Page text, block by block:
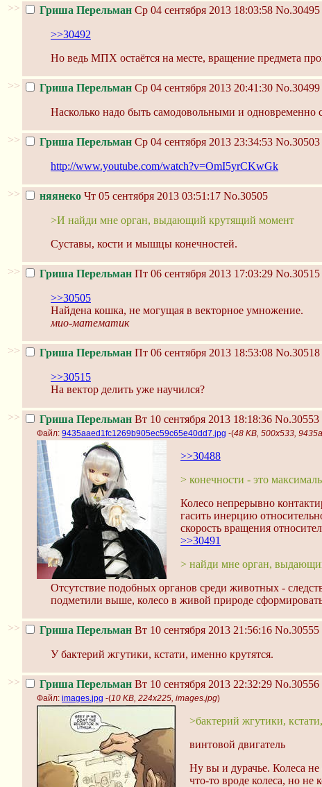
>> Гриша Перельман Ср 04 сентября 2013 18:03:58 No.30495
>>30492
Но ведь МПХ остаётся на месте, вращение предмета
>> Гриша Перельман Ср 04 сентября 2013 20:41:30 No.30499
Насколько надо быть самодовольными и
>> Гриша Перельман Ср 04 сентября 2013 23:34:53 No.30503
http://www.youtube.com/watch?v=OmI5yrCKwGk
>> няянеко Чт 05 сентября 2013 03:51:17 No.30505
>И найди мне орган, выдающий крутящий момент
Суставы, кости и мышцы конечностей.
>> Гриша Перельман Пт 06 сентября 2013 17:03:29 No.30515
>>30505
Найдена кошка, не могущая в векторное умножение.
мио-математик
>> Гриша Перельман Пт 06 сентября 2013 18:53:08 No.30518
>>30515
На вектор делить уже научился?
>> Гриша Перельман Вт 10 сентября 2013 18:18:36 No.30553
Файл: 9435aaed1fc1269b905ec59c65e40dd7.jpg -(48 KB, 500x533,
>>30488
> конечности - это
Колесо непрерывно
гасить инерцию
скорость вращения
>>30491
> найди мне орган,
Отсутствие подобных органов среди животных -
подметили выше, колесо в живой природе
>> Гриша Перельман Вт 10 сентября 2013 21:56:16 No.30555
У бактерий жгутики, кстати, именно крутятся.
>> Гриша Перельман Вт 10 сентября 2013 22:32:29 No.30556
Файл: images.jpg -(10 KB, 224x225, images.jpg)
>бактерий жгутики,
винтовой двигатель
Ну вы и дурачье. Колеса не
что-то вроде колеса, но